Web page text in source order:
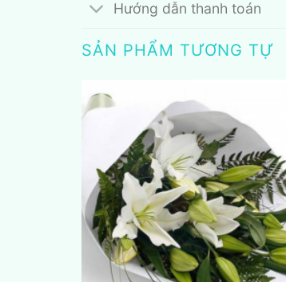
Hướng dẫn thanh toán
SẢN PHẨM TƯƠNG TỰ